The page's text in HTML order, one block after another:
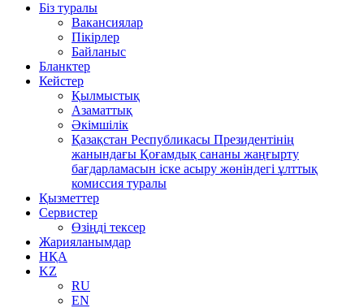
Біз туралы
Вакансиялар
Пікірлер
Байланыс
Бланктер
Кейстер
Қылмыстық
Азаматтық
Әкімшілік
Қазақстан Республикасы Президентінің
жанындағы Қоғамдық сананы жаңғырту
бағдарламасын іске асыру жөніндегі ұлттық
комиссия туралы
Қызметтер
Сервистер
Өзіңді тексер
Жарияланымдар
НҚА
KZ
RU
EN